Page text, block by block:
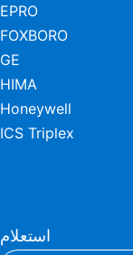
EPRO
FOXBORO
GE
HIMA
Honeywell
ICS Triplex
استعلام